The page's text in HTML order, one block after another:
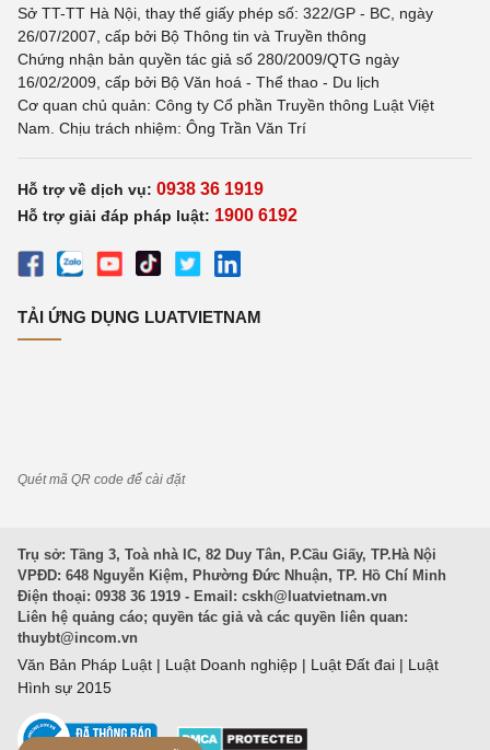
Sở TT-TT Hà Nội, thay thế giấy phép số: 322/GP - BC, ngày
26/07/2007, cấp bởi Bộ Thông tin và Truyền thông
Chứng nhận bản quyền tác giả số 280/2009/QTG ngày
16/02/2009, cấp bởi Bộ Văn hoá - Thể thao - Du lịch
Cơ quan chủ quản: Công ty Cổ phần Truyền thông Luật Việt
Nam. Chịu trách nhiệm: Ông Trần Văn Trí
Hỗ trợ về dịch vụ: 0938 36 1919
Hỗ trợ giải đáp pháp luật: 1900 6192
TẢI ỨNG DỤNG LUATVIETNAM
Quét mã QR code để cài đặt
Trụ sở: Tầng 3, Toà nhà IC, 82 Duy Tân, P.Cầu Giấy, TP.Hà Nội
VPĐD: 648 Nguyễn Kiệm, Phường Đức Nhuận, TP. Hồ Chí Minh
Điện thoại: 0938 36 1919 - Email: cskh@luatvietnam.vn
Liên hệ quảng cáo; quyền tác giả và các quyền liên quan:
thuybt@incom.vn
Văn Bản Pháp Luật | Luật Doanh nghiệp | Luật Đất đai | Luật
Hình sự 2015